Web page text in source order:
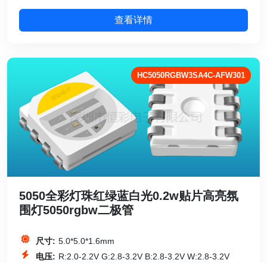
查看详情
HC5050RGBW3SA4C-AFW301
5050全彩灯珠红绿蓝白光0.2w贴片高亮氛
围灯5050rgbw二极管
尺寸: 5.0*5.0*1.6mm
电压: R:2.0-2.2V G:2.8-3.2V B:2.8-3.2V W:2.8-3.2V